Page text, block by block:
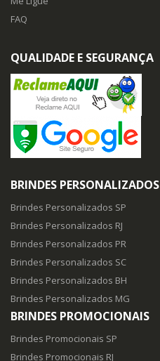
FAQ
QUALIDADE E SEGURANÇA
BRINDES PERSONALIZADOS
Brindes Personalizados SP
Brindes Personalizados RJ
Brindes Personalizados PR
Brindes Personalizados SC
Brindes Personalizados BH
Brindes Personalizados MG
BRINDES PROMOCIONAIS
Brindes Promocionais SP
Brindes Promocionais RJ